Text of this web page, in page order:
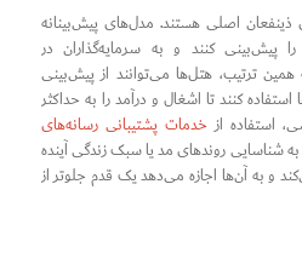
اصلی هستند. مدل‌های پیش‌بینانه
پیش‌بینی کنند و به سرمایه‌گذاران در
ترتیب، هتل‌ها می‌توانند از پیش‌بینی
کنند تا اشغال و درآمد را به حداکثر
استفاده از خدمات پشتیبانی رسانه‌های
به شناسایی روندهای مد یا سبک زندگی آینده
و به آن‌ها اجازه می‌دهد یک قدم جلوتر از